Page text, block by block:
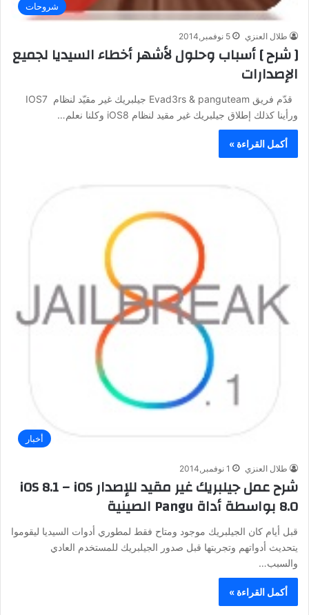
شروحات
طلال العنزي 5 نوفمبر,2014
[ شرح ] أسباب وحلول لأشهر أخطاء السيديا لجميع
الإصدارات
قدّم فريق Evad3rs & panguteam جيلبريك غير مقيّد لنظام IOS7
ورأينا كذلك إطلاق جيلبريك غير مقيد لنظام iOS8 وكلنا نعلم…
أكمل القراءة »
أخبار
طلال العنزي 1 نوفمبر,2014
شرح عمل جيلبريك غير مقيد للإصدار iOS 8.1 – iOS
8.0 بواسطة أداة Pangu الصينية
قبل أيام كان الجيلبريك موجود ومتاح فقط لمطوري أدوات السيديا ليقوموا
يتحديث أدواتهم وتجربتها قبل صدور الجيلبريك للمستخدم العادي
والسبب…
أكمل القراءة »